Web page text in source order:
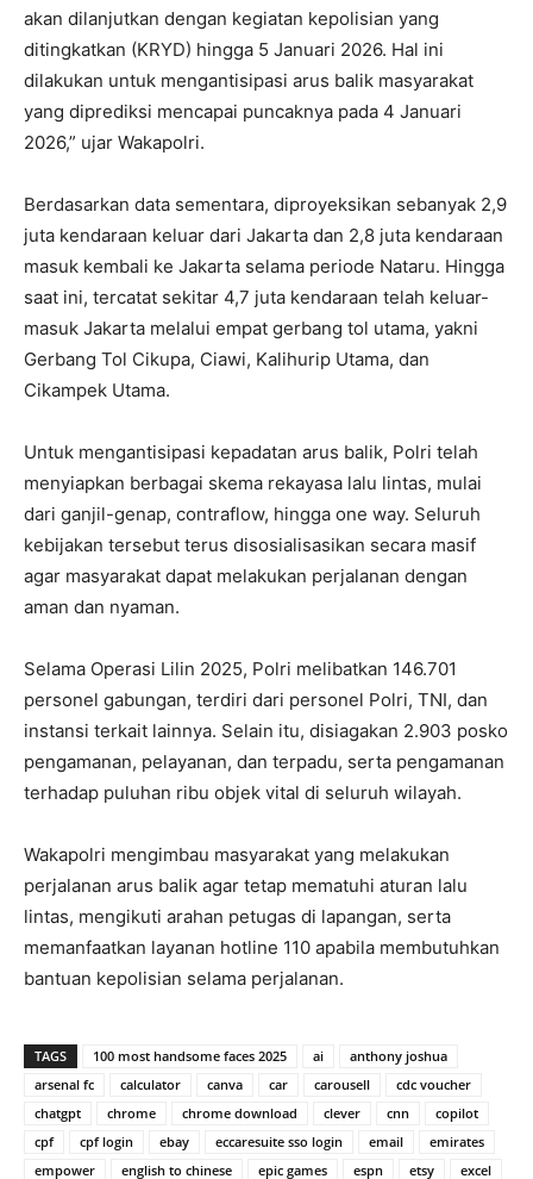
akan dilanjutkan dengan kegiatan kepolisian yang
ditingkatkan (KRYD) hingga 5 Januari 2026. Hal ini
dilakukan untuk mengantisipasi arus balik masyarakat
yang diprediksi mencapai puncaknya pada 4 Januari
2026,” ujar Wakapolri.
Berdasarkan data sementara, diproyeksikan sebanyak 2,9
juta kendaraan keluar dari Jakarta dan 2,8 juta kendaraan
masuk kembali ke Jakarta selama periode Nataru. Hingga
saat ini, tercatat sekitar 4,7 juta kendaraan telah keluar-
masuk Jakarta melalui empat gerbang tol utama, yakni
Gerbang Tol Cikupa, Ciawi, Kalihurip Utama, dan
Cikampek Utama.
Untuk mengantisipasi kepadatan arus balik, Polri telah
menyiapkan berbagai skema rekayasa lalu lintas, mulai
dari ganjil-genap, contraflow, hingga one way. Seluruh
kebijakan tersebut terus disosialisasikan secara masif
agar masyarakat dapat melakukan perjalanan dengan
aman dan nyaman.
Selama Operasi Lilin 2025, Polri melibatkan 146.701
personel gabungan, terdiri dari personel Polri, TNI, dan
instansi terkait lainnya. Selain itu, disiagakan 2.903 posko
pengamanan, pelayanan, dan terpadu, serta pengamanan
terhadap puluhan ribu objek vital di seluruh wilayah.
Wakapolri mengimbau masyarakat yang melakukan
perjalanan arus balik agar tetap mematuhi aturan lalu
lintas, mengikuti arahan petugas di lapangan, serta
memanfaatkan layanan hotline 110 apabila membutuhkan
bantuan kepolisian selama perjalanan.
TAGS 100 most handsome faces 2025 ai
anthony joshua
arsenal fc
calculator canva car carousell
cdc voucher
chatgpt
chrome chrome download clever cnn
copilot
cpf
cpf login ebay eccaresuite sso login email
emirates
empower
english to chinese epic games espn etsy excel